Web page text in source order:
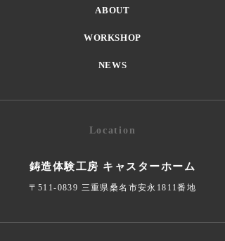
ABOUT
WORKSHOP
NEWS
Location
鋳造体験工房 キャスターホーム
〒511-0839 三重県桑名市安永1811番地